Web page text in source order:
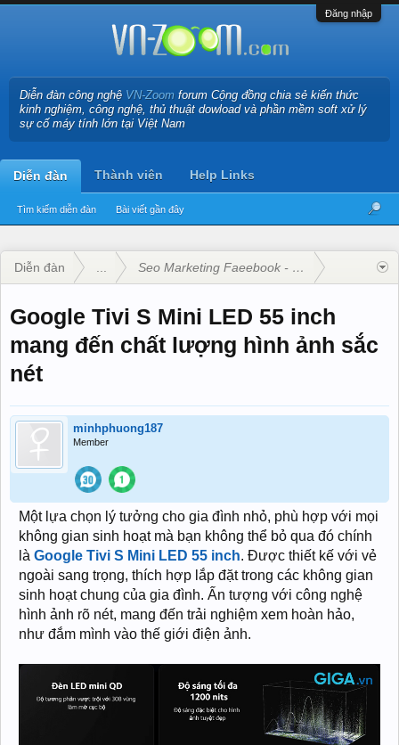
Đăng nhập
Diễn đàn công nghệ VN-Zoom forum Cộng đồng chia sẻ kiến thức
kinh nghiệm, công nghệ, thủ thuật dowload và phần mềm soft xử lý
sự cố máy tính lớn tại Việt Nam
Diễn đàn
Tìm kiếm diễn đàn Bài viết gần đây
Thành viên Help Links
Diễn đàn Seo Marketing Faeebook - Google Adwords
Google Tivi S Mini LED 55 inch
mang đến chất lượng hình ảnh sắc
nét
minhphuong187
Member
Một lựa chọn lý tưởng cho gia đình nhỏ, phù hợp với mọi
không gian sinh hoạt mà bạn không thể bỏ qua đó chính
là Google Tivi S Mini LED 55 inch. Được thiết kế với vẻ
ngoài sang trọng, thích hợp lắp đặt trong các không gian
sinh hoạt chung của gia đình. Ấn tượng với công nghệ
hình ảnh rõ nét, mang đến trải nghiệm xem hoàn hảo,
như đắm mình vào thế giới điện ảnh.